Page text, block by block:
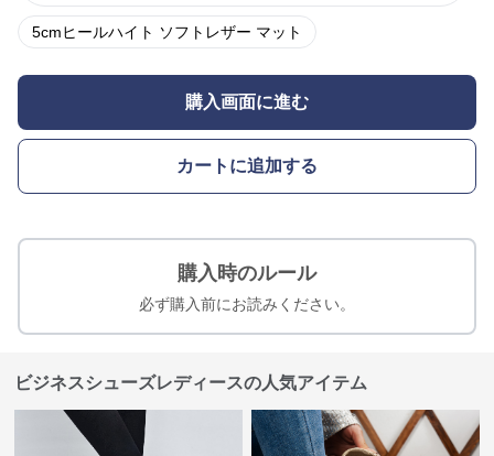
5cmヒールハイト ソフトレザー マット
購入画面に進む
カートに追加する
購入時のルール
必ず購入前にお読みください。
ビジネスシューズレディースの人気アイテム